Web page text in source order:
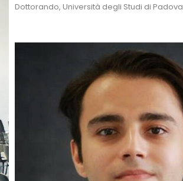
Dottorando, Università degli Studi di Padova